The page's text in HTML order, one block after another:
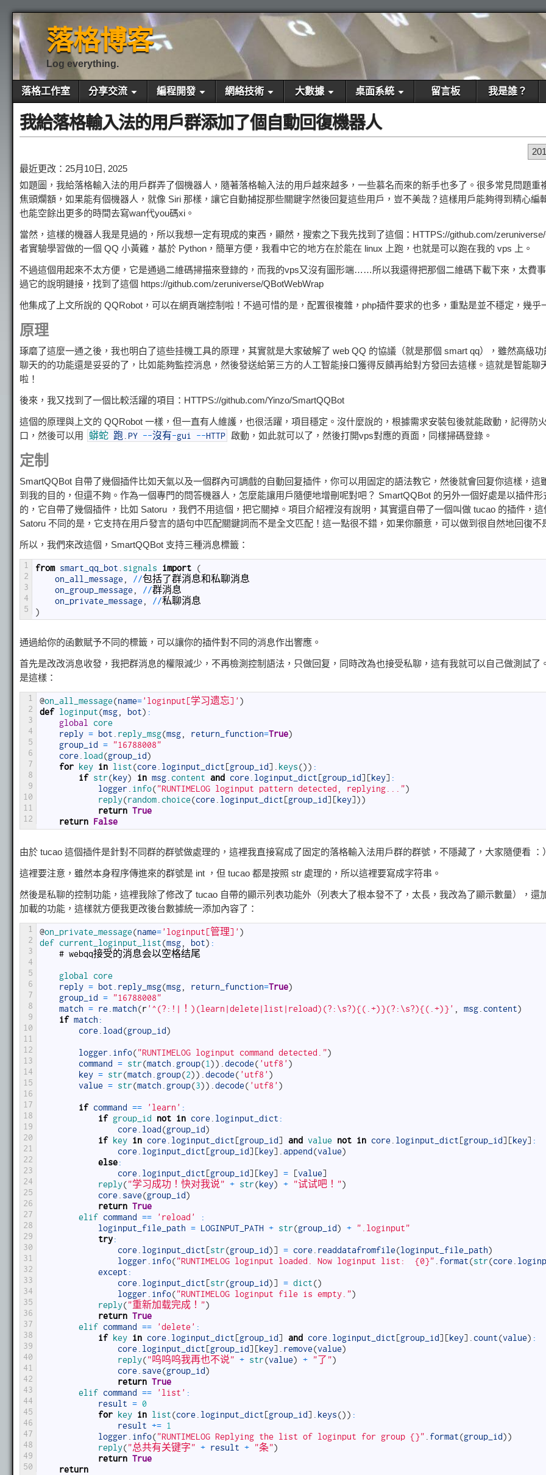
落格博客
Log everything.
落格工作室 分享交流 編程開發 網絡技術 大數據 桌面系統 留言板 我是誰？
我給落格輸入法的用戶群添加了個自動回復機器人
最近更改：25月10日, 2025
如題圖，我給落格輸入法的用戶群弄了個機器人，隨著落格輸入法的用戶越來越多，一些慕名而來的新手也多了。很多常見問題重
焦頭爛額，如果能有個機器人，就像 Siri 那樣，讓它自動捕捉那些關鍵字然後回复這些用戶，豈不美哉？這樣用戶能夠得到精心編
也能空餘出更多的時間去寫wan代you碼xi。
當然，這樣的機器人我是見過的，所以我想一定有現成的東西，顯然，搜索之下我先找到了這個：HTTPS://github.com/
者實驗學習做的一個 QQ 小黃雞，基於 Python，簡單方便，我看中它的地方在於能在 linux 上跑，也就是可以跑在我的 vps 上。
不過這個用起來不太方便，它是通過二維碼掃描來登錄的，而我的vps又沒有圖形端……所以我還得把那個二維碼下載下來，太費
過它的說明鏈接，找到了這個 https://github.com/zeruniverse/QBotWebWrap
他集成了上文所說的 QQRobot，可以在網頁端控制啦！不過可惜的是，配置很複雜，php插件要求的也多，重點是並不穩定，幾乎
原理
琢磨了這麼一通之後，我也明白了這些挂機工具的原理，其實就是大家破解了 web QQ 的協議（就是那個 smart qq），雖然高級
聊天的的功能還是妥妥的了，比如能夠監控消息，然後發送給第三方的人工智能接口獲得反饋再給對方發回去這樣。這就是智能聊
啦！
後來，我又找到了一個比較活躍的項目：HTTPS://github.com/Yinzo/SmartQQBot
這個的原理與上文的 QQRobot 一樣，但一直有人維護，也很活躍，項目穩定。沒什麼說的，根據需求安裝包後就能啟動，記得防
口，然後可以用
蟒蛇 跑 PY --沒有-gui --HTTP 啟動，如此就可以了，然後打開vps對應的頁面，同樣掃碼登錄。
定制
SmartQQBot 自帶了幾個插件比如天氣以及一個群內可調戲的自動回复插件，你可以用固定的語法教它，然後就會回复你這樣，這
到我的目的，但還不夠。作為一個專門的問答機器人，怎麼能讓用戶隨便地增刪呢對吧？ SmartQQBot 的另外一個好處是以插件形
的，它自帶了幾個插件，比如 Satoru ，我們不用這個，把它關掉。項目介紹裡沒有說明，其實還自帶了一個叫做 tucao 的插件，
Satoru 不同的是，它支持在用戶發言的語句中匹配關鍵詞而不是全文匹配！這一點很不錯，如果你願意，可以做到很自然地回復不
所以，我們來改這個，SmartQQBot 支持三種消息標籤：
1
2
3
4
5
from smart_qq_bot signals import
(
on_all_message
//包括了群消息和私聊消息
on_group_message
//群消息
on_private_message
//私聊消息
)
通過給你的函數賦予不同的標籤，可以讓你的插件對不同的消息作出響應。
首先是改改消息收發，我把群消息的權限減少，不再檢測控制語法，只做回复，同時改為也接受私聊，這有我就可以自己做測試了
是這樣：
1
2
3
4
5
6
7
8
9
10
11
12
@on_all_message(name='loginput[学习遗忘]' )
def loginput(msg bot) :
global
core
reply = bot reply_msg(msg return_function=True)
group_id
=
"16788008"
core load (group_id)
for
key in list(core loginput_dict [group_id] keys()) :
if str(key) in msg content and core loginput_dict [group_id] [key] :
logger info("RUNTIMELOG loginput pattern detected, replying...")
reply(random choice(core loginput_dict [group_id] [key] ))
return True
return False
由於 tucao 這個插件是針對不同群的群號做處理的，這裡我直接寫成了固定的落格輸入法用戶群的群號，不隱藏了，大家隨便看 ：
這裡要注意，雖然本身程序傳進來的群號是 int ，但 tucao 都是按照 str 處理的，所以這裡要寫成字符串。
然後是私聊的控制功能，這裡我除了修改了 tucao 自帶的顯示列表功能外（列表大了根本發不了，太長，我改為了顯示數量），還
加載的功能，這樣就方便我更改後台數據統一添加內容了：
1
2
3
4
5
6
7
8
9
10
11
12
13
14
15
16
17
18
19
20
21
22
23
24
25
26
27
28
29
30
31
32
33
34
35
36
37
38
39
40
41
42
43
44
45
46
47
48
49
50
@on_private_message(name='loginput[管理]' )
def current_loginput_list(msg bot) :
# webqq接受的消息会以空格结尾
global core
reply = bot reply_msg(msg return_function=True)
group_id
=
"16788008"
match = re match(r'^(?:!|！)(learn|delete|list|reload)(?:\s?){(.+)}(?:\s?){(.+)}' msg content)
if match :
core load (group_id)
logger info("RUNTIMELOG loginput command detected.")
command
= str(match group(1 )) decode( 'utf8' )
key = str(match group(2)) decode( 'utf8' )
value = str(match group(3)) decode( 'utf8' )
if command == 'learn' :
if group_id not in core loginput_dict :
core load (group_id)
if
key in core loginput_dict [group_id] and value not in core loginput_dict [group_id] [key] :
core loginput_dict [group_id] [key] append (value)
else:
core loginput_dict [group_id] [key] = [value]
reply("学习成功！快对我说" + str(key) + "试试吧！")
core save(group_id)
return True
elif command == 'reload'
:
loginput_file_path = LOGINPUT_PATH + str(group_id) +
".loginput"
try:
core loginput_dict [str(group_id)] = core readdatafromfile(loginput_file_path)
logger info("RUNTIMELOG loginput loaded. Now loginput list:  {0}" format(str(core
except :
core loginput_dict [str(group_id)] = dict()
logger info("RUNTIMELOG loginput file is empty.")
reply("重新加载完成！")
return True
elif command == 'delete' :
if
key in core loginput_dict [group_id] and core loginput_dict [group_id] [key] count(value) :
core loginput_dict [group_id] [key] remove(value)
reply("呜呜呜我再也不说" + str(value) + "了")
core save(group_id)
return True
elif command == 'list' :
result = 0
for
key in list(core loginput_dict [group_id] keys()) :
result += 1
logger info("RUNTIMELOG Replying the list of loginput for group {}" format(group_id))
reply("总共有关键字" + result + "条")
return True
return